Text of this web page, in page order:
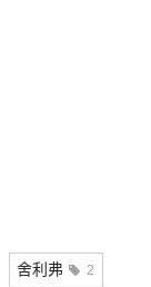
舍利弗 2